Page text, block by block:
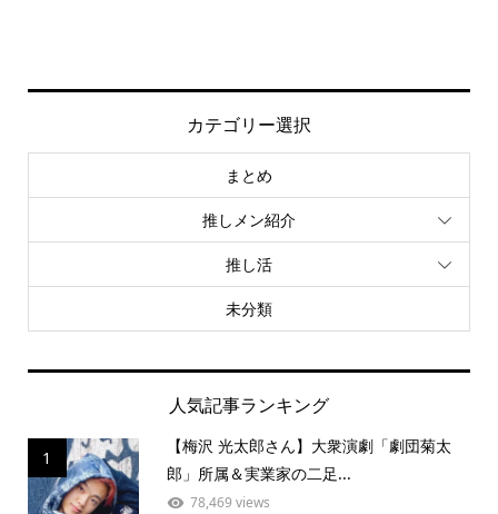
カテゴリー選択
まとめ
推しメン紹介
推し活
未分類
人気記事ランキング
1
【梅沢 光太郎さん】大衆演劇「劇団菊太
郎」所属＆実業家の二足...
78,469 views